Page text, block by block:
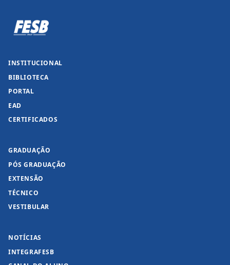
INSTITUCIONAL
BIBLIOTECA
PORTAL
EAD
CERTIFICADOS
GRADUAÇÃO
PÓS GRADUAÇÃO
EXTENSÃO
TÉCNICO
VESTIBULAR
NOTÍCIAS
INTEGRAFESB